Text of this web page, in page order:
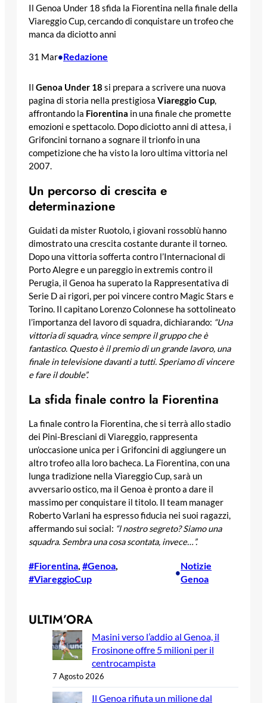
Il Genoa Under 18 sfida la Fiorentina nella finale della
Viareggio Cup, cercando di conquistare un trofeo che
manca da diciotto anni
31 Mar•Redazione
Il Genoa Under 18 si prepara a scrivere una nuova
pagina di storia nella prestigiosa Viareggio Cup,
affrontando la Fiorentina in una finale che promette
emozioni e spettacolo. Dopo diciotto anni di attesa, i
Grifoncini tornano a sognare il trionfo in una
competizione che ha visto la loro ultima vittoria nel
2007.
Un percorso di crescita e
determinazione
Guidati da mister Ruotolo, i giovani rossoblù hanno
dimostrato una crescita costante durante il torneo.
Dopo una vittoria sofferta contro l’Internacional di
Porto Alegre e un pareggio in extremis contro il
Perugia, il Genoa ha superato la Rappresentativa di
Serie D ai rigori, per poi vincere contro Magic Stars e
Torino. Il capitano Lorenzo Colonnese ha sottolineato
l’importanza del lavoro di squadra, dichiarando: “Una
vittoria di squadra, vince sempre il gruppo che è
fantastico. Questo è il premio di un grande lavoro, una
finale in televisione davanti a tutti. Speriamo di vincere
e fare il double”.
La sfida finale contro la Fiorentina
La finale contro la Fiorentina, che si terrà allo stadio
dei Pini-Bresciani di Viareggio, rappresenta
un’occasione unica per i Grifoncini di aggiungere un
altro trofeo alla loro bacheca. La Fiorentina, con una
lunga tradizione nella Viareggio Cup, sarà un
avversario ostico, ma il Genoa è pronto a dare il
massimo per conquistare il titolo. Il team manager
Roberto Varlani ha espresso fiducia nei suoi ragazzi,
affermando sui social: “l nostro segreto? Siamo una
squadra. Sembra una cosa scontata, invece…”.
#Fiorentina, #Genoa
#ViareggioCup
•
Notizie
Genoa
ULTIM’ORA
Masini verso l’addio al Genoa, il
Frosinone offre 5 milioni per il
centrocampista
7 Agosto 2026
Il Genoa rifiuta un milione dal